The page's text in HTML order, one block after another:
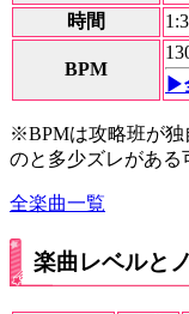
時間
BPM
▶
※BPMは攻略班が独
のと多少ズレがある
全楽曲一覧
楽曲レベルと